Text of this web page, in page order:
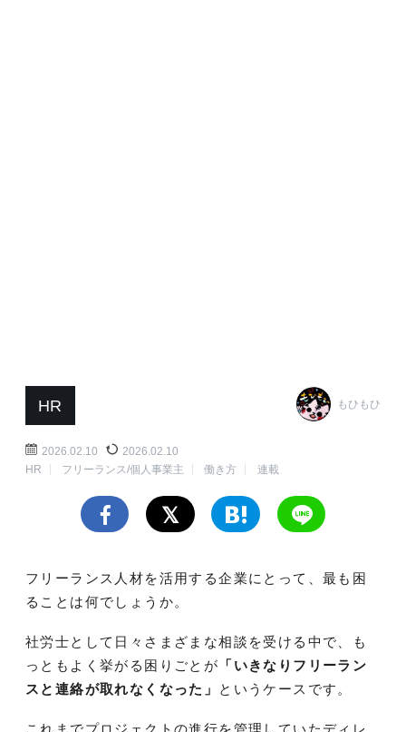
HR もひもひ
2026.02.10
2026.02.10
HR
フリーランス/個人事業主 働き方 連載
フリーランス人材を活用する企業にとって、最も困
ることは何でしょうか。
社労士として日々さまざまな相談を受ける中で、も
っともよく挙がる困りごとが 「いきなりフリーラン
スと連絡が取れなくなった」
というケースです。